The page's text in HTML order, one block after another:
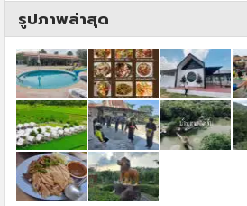
รูปภาพล่าสุด